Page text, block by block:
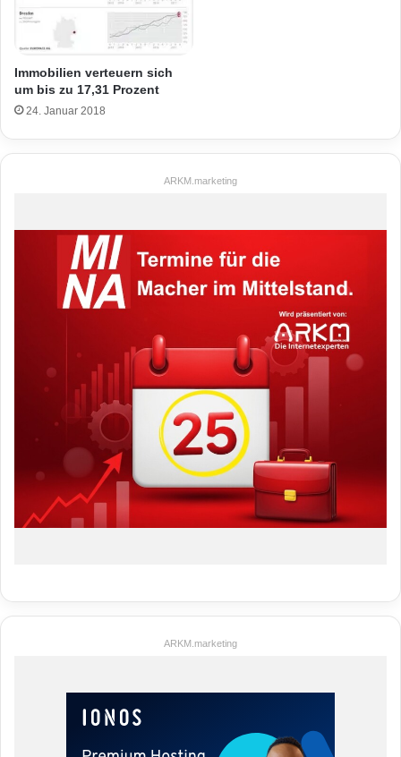
Immobilien verteuern sich
um bis zu 17,31 Prozent
24. Januar 2018
ARKM.marketing
ARKM.marketing